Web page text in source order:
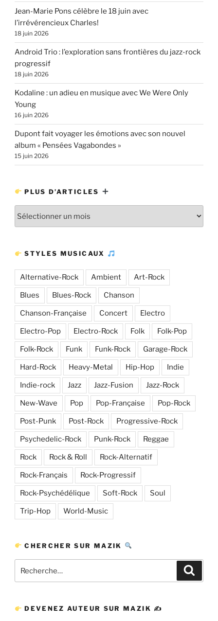
Jean-Marie Pons célèbre le 18 juin avec
l’irrévérencieux Charles!
18 juin 2026
Android Trio : l’exploration sans frontières du jazz-rock
progressif
18 juin 2026
Kodaline : un adieu en musique avec We Were Only
Young
16 juin 2026
Dupont fait voyager les émotions avec son nouvel
album « Pensées Vagabondes »
15 juin 2026
PLUS D’ARTICLES
STYLES MUSICAUX
Alternative-Rock Ambient Art-Rock
Blues Blues-Rock Chanson
Chanson-Française Concert Electro
Electro-Pop Electro-Rock Folk Folk-Pop
Folk-Rock Funk Funk-Rock Garage-Rock
Hard-Rock Heavy-Metal Hip-Hop Indie
Indie-rock Jazz Jazz-Fusion Jazz-Rock
New-Wave Pop Pop-Française Pop-Rock
Post-Punk Post-Rock Progressive-Rock
Psychedelic-Rock Punk-Rock Reggae
Rock Rock & Roll Rock-Alternatif
Rock-Français Rock-Progressif
Rock-Psychédélique Soft-Rock Soul
Trip-Hop World-Music
CHERCHER SUR MAZIK
pour
DEVENEZ AUTEUR SUR MAZIK ✍